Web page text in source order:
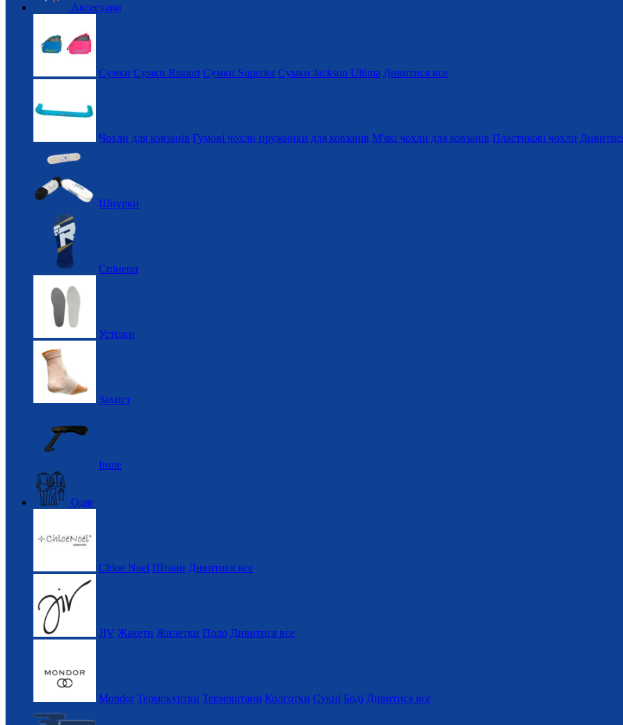
Аксесуари
Сумки Сумки Risport Сумки Superior Сумки Jackson Ultima Дивитися все
Чохли для ковзанів Гумові чохли пружинки для ковзанів М'які чохли для ковзанів Пластикові чохли
Шнурки
Спінери
Устілки
Захист
Інше
Одяг
Chloe Noel Штани Дивитися все
JIV Жакети Жилетки Поло Дивитися все
Mondor Термокуртки Термоштани Колготки Сукні Боді Дивитися все